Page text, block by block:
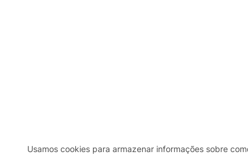
Usamos cookies para armazenar informações sobre